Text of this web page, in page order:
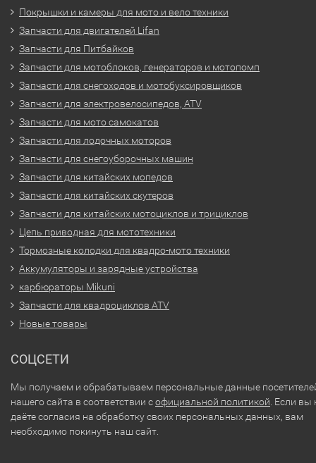
Покрышки и камеры для мото и вело техники
Запчасти для двигателей Lifan
Запчасти для Питбайков
Запчасти для мотоблоков, генераторов и мотопомп
Запчасти для снегоходов и мотобуксировщиков
Запчасти для электровелосипедов, ATV
Запчасти для мото самокатов
Запчасти для лодочных моторов
Запчасти для снегоуборочных машин
Запчасти для китайских мопедов
Запчасти для китайских скутеров
Запчасти для китайских мотоциклов и трициклов
Цепь приводная для мототехники
Тормозные колодки для квадро-мото техники
Аккумуляторы и зарядные устройства
карбюраторы Mikuni
Запчасти для квадроциклов ATV
Новые товары
СОЦСЕТИ
Мы получаем и обрабатываем персональные данные
нашего сайта в соответствии софициальной политикой . Если вы
даёте согласия на обработку своих персональных данных, вам
необходимо покинуть наш сайт.